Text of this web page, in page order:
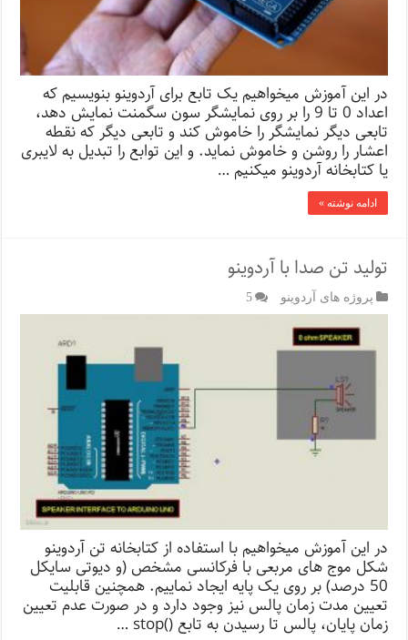
در این آموزش میخواهیم یک تابع برای آردوینو بنویسیم که
اعداد 0 تا 9 را بر روی نمایشگر سون سگمنت نمایش دهد،
تابعی دیگر نمایشگر را خاموش کند و تابعی دیگر که نقطه
اعشار را روشن و خاموش نماید. و این توابع را تبدیل به لایبری
یا کتابخانه آردوینو میکنیم …
ادامه نوشته »
تولید تن صدا با آردوینو
پروژه های آردوینو 5
در این آموزش میخواهیم با استفاده از کتابخانه تن آردوینو
شکل موج های مربعی با فرکانسی مشخص (و دیوتی سایکل
50 درصد) بر روی یک پایه ایجاد نماییم. همچنین قابلیت
تعیین مدت زمان پالس نیز وجود دارد و در صورت عدم تعیین
زمان پایان، پالس تا رسیدن به تابع ()stop …